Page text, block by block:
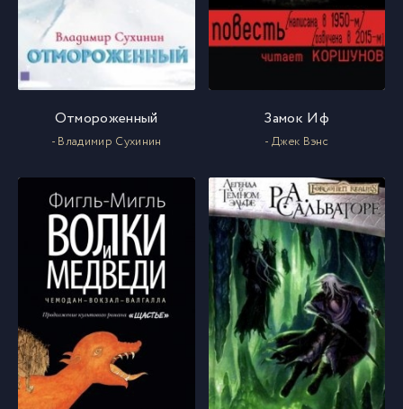
Отмороженный
- Владимир Сухинин
Замок Иф
- Джек Вэнс